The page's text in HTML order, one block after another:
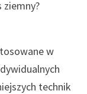
w
technik